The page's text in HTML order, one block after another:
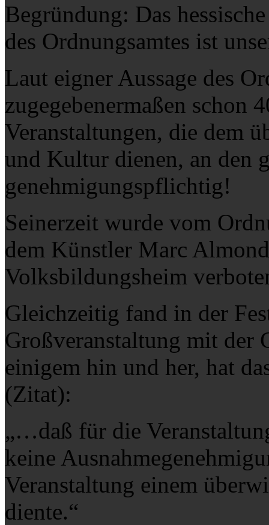
Begründung: Das
des Ordnungsamtes ist
Laut eigner Aussage des
zugegebenermaßen schon
Veranstaltungen, die dem
und Kultur dienen, an den
genehmigungspflichtig!
Seinerzeit wurde vom
dem Künstler Marc
Volksbildungsheim
Gleichzeitig fand in der
Großveranstaltung mit der
einigem hin und her, hat
(Zitat):
„…daß für die
keine
Veranstaltung einem
diente.“